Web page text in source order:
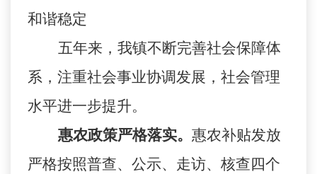
和谐稳定
五年来，我镇不断完善社会保障体
系，注重社会事业协调发展，社会管理
水平进一步提升。
惠农政策严格落实。 惠农补贴发放
严格按照普查、公示、走访、核查四个